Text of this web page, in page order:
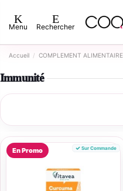
Menu Rechercher
Accueil COMPLEMENT ALIMENTAIRE
Immunité
En Promo Sur Commande